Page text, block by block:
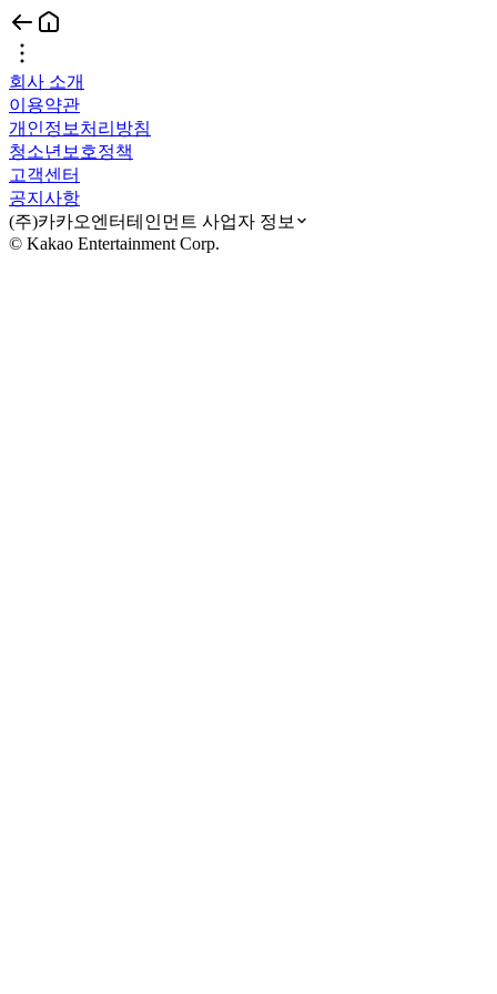
회사 소개
이용약관
개인정보처리방침
청소년보호정책
고객센터
공지사항
(주)카카오엔터테인먼트 사업자 정보
© Kakao Entertainment Corp.